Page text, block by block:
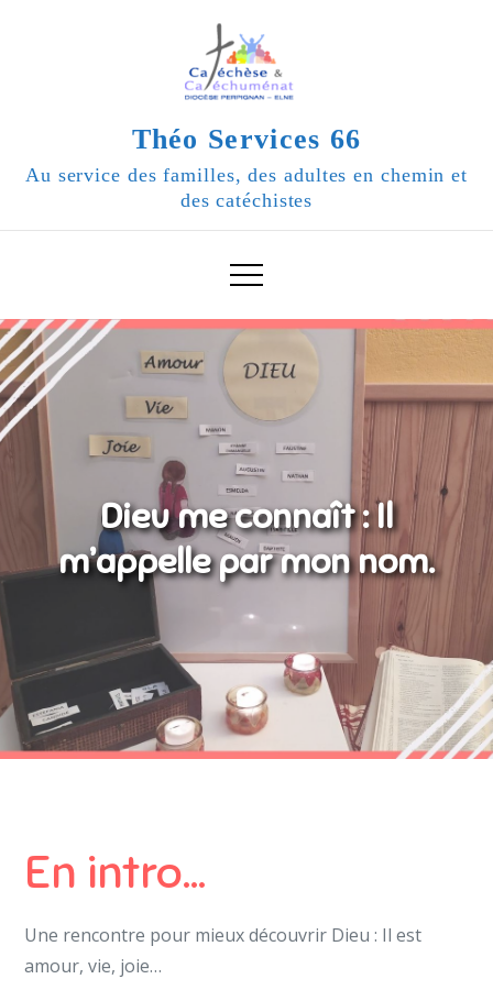
Théo Services 66
Au service des familles, des adultes en chemin et
des catéchistes
Dieu me connaît : Il
m’appelle par mon nom.
En intro…
Une rencontre pour mieux découvrir Dieu : Il est
amour, vie, joie…